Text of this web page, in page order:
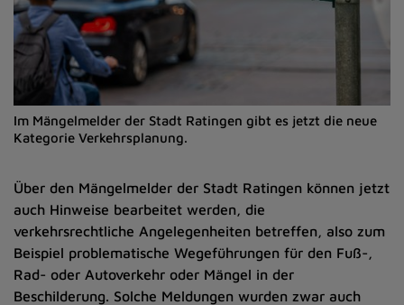
Im Mängelmelder der Stadt Ratingen gibt es jetzt die neue
Kategorie Verkehrsplanung.
Über den Mängelmelder der Stadt Ratingen können jetzt
auch Hinweise bearbeitet werden, die
verkehrsrechtliche Angelegenheiten betreffen, also zum
Beispiel problematische Wegeführungen für den Fuß-,
Rad- oder Autoverkehr oder Mängel in der
Beschilderung. Solche Meldungen wurden zwar auch